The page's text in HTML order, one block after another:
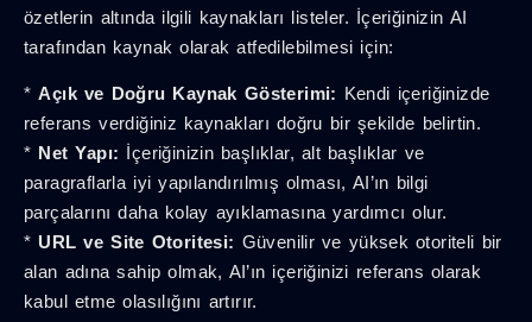
özetlerin altında ilgili kaynakları listeler. İçeriğinizin AI
tarafından kaynak olarak atfedilebilmesi için:
*Açık ve Doğru Kaynak Gösterimi: Kendi içeriğinizde
referans verdiğiniz kaynakları doğru bir şekilde belirtin.
* Net Yapı: İçeriğinizin başlıklar, alt başlıklar ve
paragraflarla iyi yapılandırılmış olması, AI’ın bilgi
parçalarını daha kolay ayıklamasına yardımcı olur.
* URL ve Site Otoritesi: Güvenilir ve yüksek otoriteli bir
alan adına sahip olmak, AI’ın içeriğinizi referans olarak
kabul etme olasılığını artırır.